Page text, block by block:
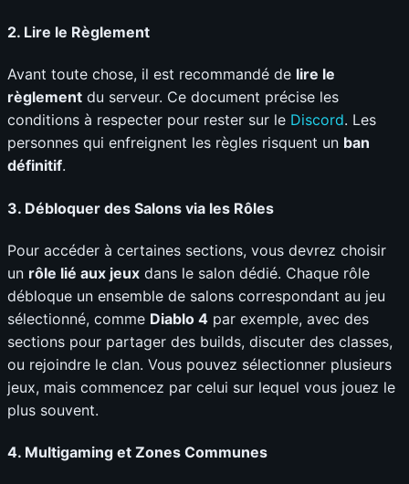
2. Lire le Règlement
Avant toute chose, il est recommandé de lire le
règlement du serveur. Ce document précise les
conditions à respecter pour rester sur le Discord. Les
personnes qui enfreignent les règles risquent un ban
définitif.
3. Débloquer des Salons via les Rôles
Pour accéder à certaines sections, vous devrez choisir
un rôle lié aux jeux dans le salon dédié. Chaque rôle
débloque un ensemble de salons correspondant au jeu
sélectionné, comme Diablo 4 par exemple, avec des
sections pour partager des builds, discuter des classes,
ou rejoindre le clan. Vous pouvez sélectionner plusieurs
jeux, mais commencez par celui sur lequel vous jouez le
plus souvent.
4. Multigaming et Zones Communes